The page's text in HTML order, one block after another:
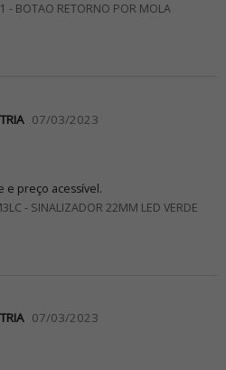
- BOTAO RETORNO POR MOLA
07/03/2023
e preço acessível.
- SINALIZADOR 22MM LED VERDE
07/03/2023